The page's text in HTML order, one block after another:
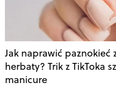
Jak naprawić
herbaty? Trik z TikToka
manicure